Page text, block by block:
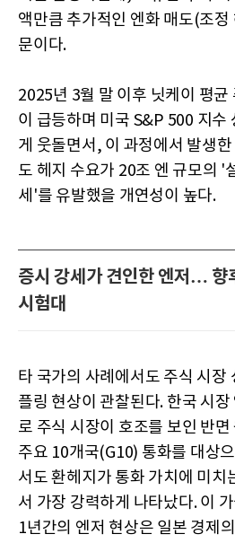
액만큼 추가적인 엔화 매도(조정
문이다.
2025년 3월 말 이후 닛케이 평균
이 급등하며 미국 S&P 500 지
게 웃돌면서, 이 과정에서 발생
도 헤지 수요가 20조 엔 규모의 '
세'를 유발했을 개연성이 높다.
증시 강세가 견인한 엔저… 향
시험대
타 국가의 사례에서도 주식 시장
플링 현상이 관찰된다. 한국 시장
로 주식 시장이 호조를 보인 반
주요 10개국(G10) 통화를 대상
서도 환헤지가 통화 가치에 미치
서 가장 강력하게 나타났다. 이
1년간의 엔저 현상은 일본 경제